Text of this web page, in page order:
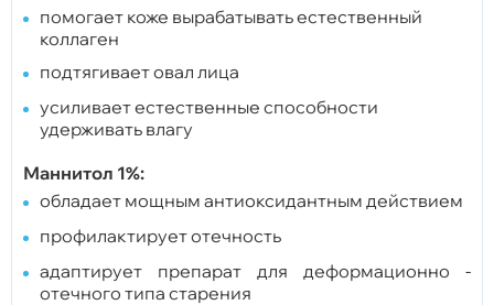
помогает коже вырабатывать естественный
коллаген
подтягивает овал лица
усиливает естественные способности
удерживать влагу
Маннитол 1%:
обладает мощным антиоксидантным действием
профилактирует отечность
адаптирует препарат для деформационно -
отечного типа старения